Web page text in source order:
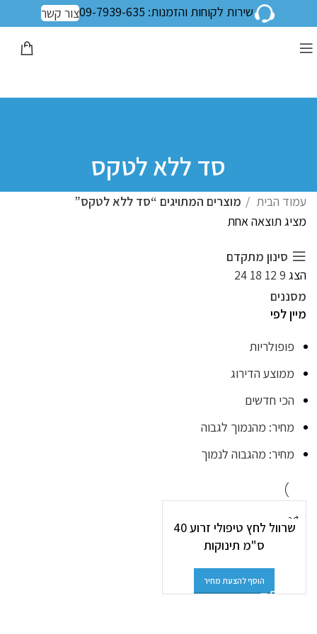
שירות לקוחות והזמנות: 09-7939-635 צור קשר
סד ללא לטקס
עמוד הבית
מוצרים המתויגים “סד ללא לטקס”
מציג תוצאה אחת
סינון מתקדם
הצג 9
12
18
24
מסננים
מיין לפי
פופולריות
ממוצע הדירוג
הכי חדשים
מחיר: מהנמוך לגבוה
מחיר: מהגבוה לנמוך
שרוול לחץ טיפולי זרוע 40
ס"מ תינוקות
הוסף להצעת מחיר